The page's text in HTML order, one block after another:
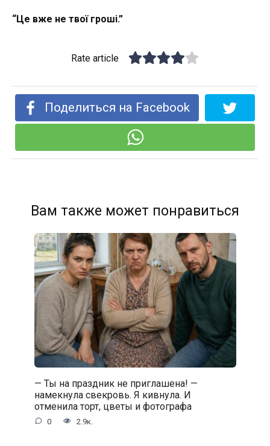
“Це вже не твої гроші.”
Rate article
Поделиться на Facebook
Вам также может понравиться
— Ты на праздник не приглашена! —
намекнула свекровь. Я кивнула. И
отменила торт, цветы и фотографа
0 2.9к.